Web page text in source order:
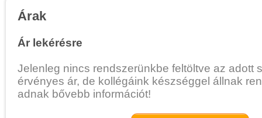
Árak
Ár lekérésre
Jelenleg nincs rendszerünkbe feltöltve az adott
érvényes ár, de kollégáink készséggel állnak
adnak bővebb információt!